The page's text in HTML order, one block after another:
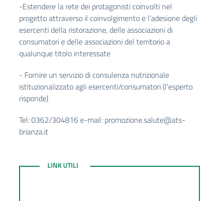
-Estendere la rete dei protagonisti coinvolti nel
progetto attraverso il coinvolgimento e l’adesione degli
esercenti della ristorazione, delle associazioni di
consumatori e delle associazioni del territorio a
qualunque titolo interessate
- Fornire un servizio di consulenza nutrizionale
istituzionalizzato agli esercenti/consumatori (l’esperto
risponde)
Tel: 0362/304816 e-mail: promozione.salute@ats-
brianza.it
LINK UTILI
LINK UTILI